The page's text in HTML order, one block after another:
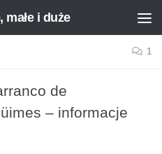
i duże
1
de
– informacje